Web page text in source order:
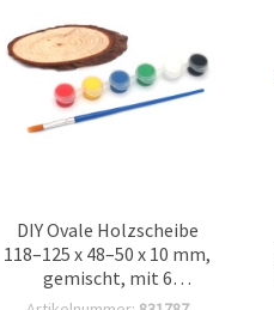
DIY Ovale Holzscheibe
118–125 x 48–50 x 10 mm,
gemischt, mit 6
Malfarben und Pinselset